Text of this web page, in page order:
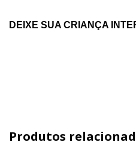
DEIXE SUA CRIANÇA
Produtos